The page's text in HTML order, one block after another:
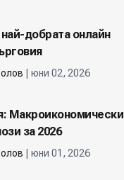
добрата онлайн
| юни 02, 2026
Макроикономически
за 2026
| юни 01, 2026